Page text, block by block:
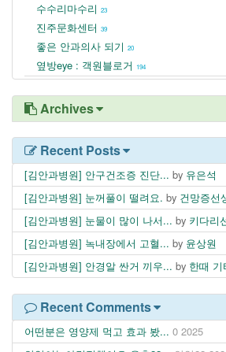
수수리마수리 23
진주문화센터 39
좋은 안과의사 되기 20
옆방eye : 객원블로거 194
Archives
Recent Posts
[김안과병원] 안구건조증 진단... by 유은석
[김안과병원] 눈꺼풀이 떨려요. by 건망증선
[김안과병원] 눈물이 많이 나서... by 키다리
[김안과병원] 녹내장에서 고혈... by 윤상원
[김안과병원] 안경알 싼거 끼우... by 한때 기
Recent Comments
어떤분은 영양제 먹고 효과 봤... 0 2025